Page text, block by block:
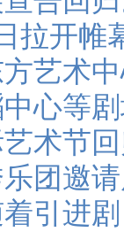
拉开帷
艺术
心等
术节
团邀请
引进